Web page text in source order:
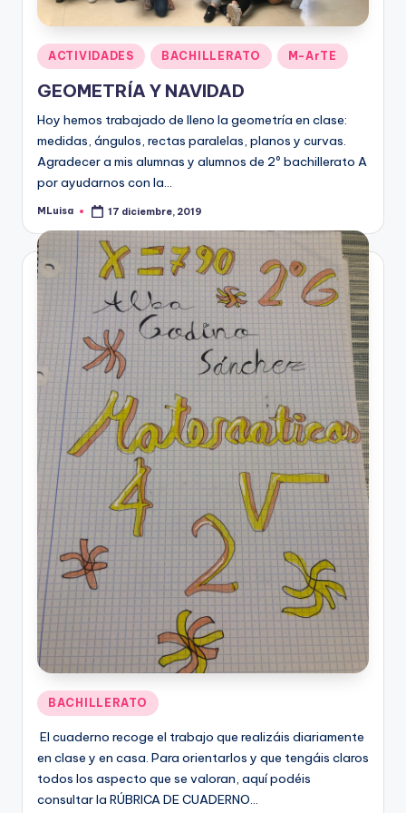
Publicado
en
ACTIVIDADES BACHILLERATO M-ArTE
GEOMETRÍA Y NAVIDAD
Hoy hemos trabajado de lleno la geometría en clase:
medidas, ángulos, rectas paralelas, planos y curvas.
Agradecer a mis alumnas y alumnos de 2º bachillerato A
por ayudarnos con la…
Publicado
MLuisa 17 diciembre, 2019
Publicado
en
BACHILLERATO
El cuaderno recoge el trabajo que realizáis diariamente
en clase y en casa. Para orientarlos y que tengáis claros
todos los aspecto que se valoran, aquí podéis
consultar la RÚBRICA DE CUADERNO…